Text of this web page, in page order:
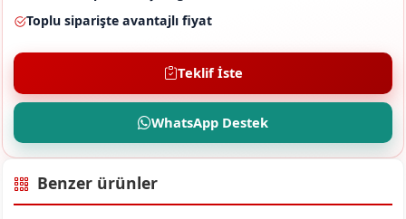
Toplu siparişte avantajlı fiyat
Teklif İste
WhatsApp Destek
Benzer ürünler